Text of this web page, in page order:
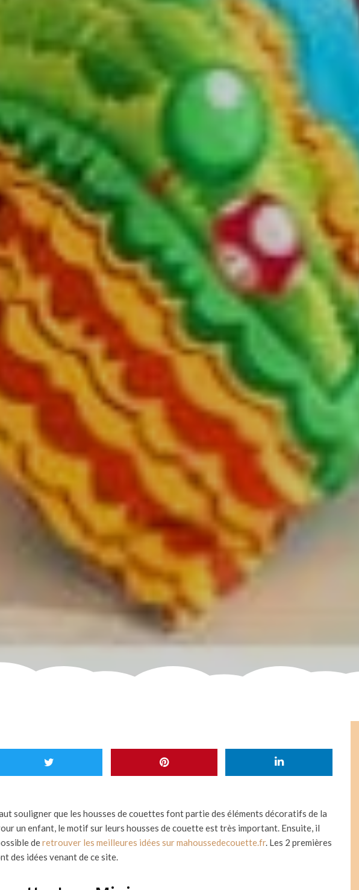
souligner que les housses de couettes font partie des éléments décoratifs de la
un enfant, le motif sur leurs housses de couette est très important. Ensuite, il
deretrouver les meilleures idées sur mahoussedecouette.fr. Les 2 premières
des idées venant de ce site.